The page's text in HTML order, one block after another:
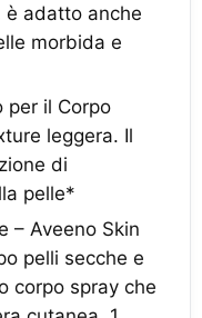
è adatto anche
morbida e
per il Corpo
leggera. Il
di
pelle*
– Aveeno Skin
pelli secche e
corpo spray che